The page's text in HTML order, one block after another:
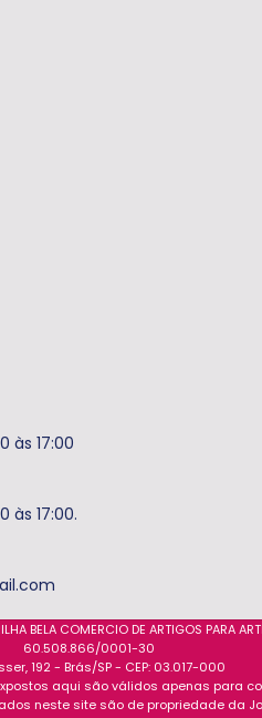
às 17:00
às 17:00.
COMERCIO DE ARTIGOS PARA
60.508.866/0001-30
192 - Brás/SP - CEP: 03.017-000
aqui são válidos apenas para
neste site são de propriedade da